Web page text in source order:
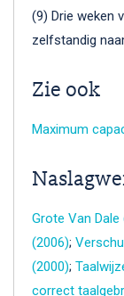
(9) Drie weken
zelfstandig
Zie ook
Maximum
Grote Van Dale
(2006);
(2000);
correct